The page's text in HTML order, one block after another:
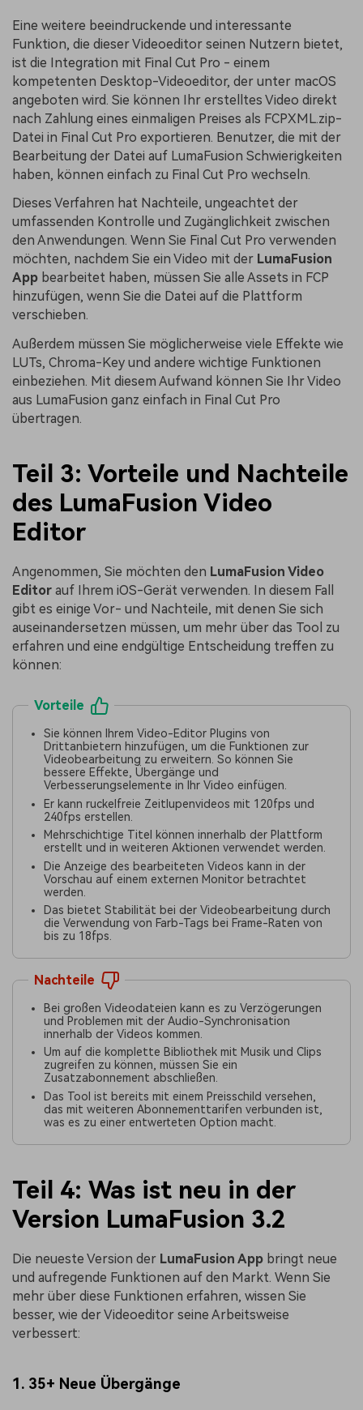
Eine weitere beeindruckende und interessante
Funktion, die dieser Videoeditor seinen Nutzern bietet,
ist die Integration mit Final Cut Pro - einem
kompetenten Desktop-Videoeditor, der unter macOS
angeboten wird. Sie können Ihr erstelltes Video direkt
nach Zahlung eines einmaligen Preises als FCPXML.zip-
Datei in Final Cut Pro exportieren. Benutzer, die mit der
Bearbeitung der Datei auf LumaFusion Schwierigkeiten
haben, können einfach zu Final Cut Pro wechseln.
Dieses Verfahren hat Nachteile, ungeachtet der
umfassenden Kontrolle und Zugänglichkeit zwischen
den Anwendungen. Wenn Sie Final Cut Pro verwenden
möchten, nachdem Sie ein Video mit der LumaFusion
App bearbeitet haben, müssen Sie alle Assets in FCP
hinzufügen, wenn Sie die Datei auf die Plattform
verschieben.
Außerdem müssen Sie möglicherweise viele Effekte wie
LUTs, Chroma-Key und andere wichtige Funktionen
einbeziehen. Mit diesem Aufwand können Sie Ihr Video
aus LumaFusion ganz einfach in Final Cut Pro
übertragen.
Teil 3: Vorteile und Nachteile
des LumaFusion Video
Editor
Angenommen, Sie möchten den LumaFusion Video
Editor auf Ihrem iOS-Gerät verwenden. In diesem Fall
gibt es einige Vor- und Nachteile, mit denen Sie sich
auseinandersetzen müssen, um mehr über das Tool zu
erfahren und eine endgültige Entscheidung treffen zu
können:
Vorteile
Sie können Ihrem Video-Editor Plugins von
Drittanbietern hinzufügen, um die Funktionen zur
Videobearbeitung zu erweitern. So können Sie
bessere Effekte, Übergänge und
Verbesserungselemente in Ihr Video einfügen.
Er kann ruckelfreie Zeitlupenvideos mit 120fps und
240fps erstellen.
Mehrschichtige Titel können innerhalb der Plattform
erstellt und in weiteren Aktionen verwendet werden.
Die Anzeige des bearbeiteten Videos kann in der
Vorschau auf einem externen Monitor betrachtet
werden.
Das bietet Stabilität bei der Videobearbeitung durch
die Verwendung von Farb-Tags bei Frame-Raten von
bis zu 18fps.
Nachteile
Bei großen Videodateien kann es zu Verzögerungen
und Problemen mit der Audio-Synchronisation
innerhalb der Videos kommen.
Um auf die komplette Bibliothek mit Musik und Clips
zugreifen zu können, müssen Sie ein
Zusatzabonnement abschließen.
Das Tool ist bereits mit einem Preisschild versehen,
das mit weiteren Abonnementtarifen verbunden ist,
was es zu einer entwerteten Option macht.
Teil 4: Was ist neu in der
Version LumaFusion 3.2
Die neueste Version der LumaFusion App bringt neue
und aufregende Funktionen auf den Markt. Wenn Sie
mehr über diese Funktionen erfahren, wissen Sie
besser, wie der Videoeditor seine Arbeitsweise
verbessert:
1. 35+ Neue Übergänge